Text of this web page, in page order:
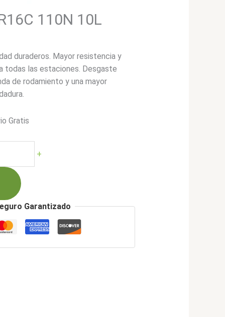
110N 10L
duraderos. Mayor resistencia y
todas las estaciones. Desgaste
de rodamiento y una mayor
Gratis
+
Garantizado